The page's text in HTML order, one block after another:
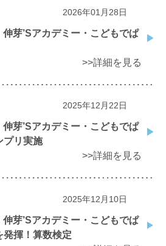
2026年01月28日
伸芽’Sアカデミー・こどもでぱ
>>詳細を見る
2025年12月22日
伸芽’Sアカデミー・こどもでぱ
プリ実施
>>詳細を見る
2025年12月10日
伸芽’Sアカデミー・こどもでぱ
発揮！算数検定